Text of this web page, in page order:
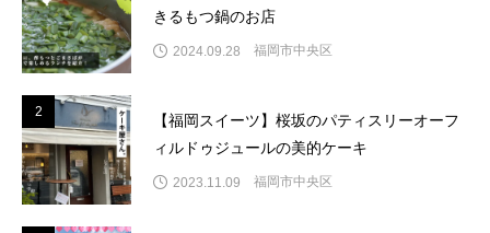
きるもつ鍋のお店
2024.09.28 福岡市中央区
2
【福岡スイーツ】桜坂のパティスリーオーフ
ィルドゥジュールの美的ケーキ
2023.11.09 福岡市中央区